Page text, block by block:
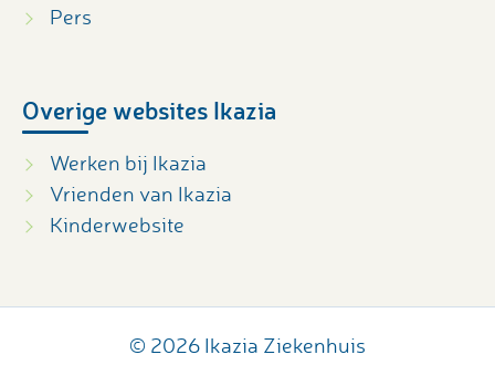
Pers
Overige websites Ikazia
Werken bij Ikazia
Vrienden van Ikazia
Kinderwebsite
© 2026 Ikazia Ziekenhuis